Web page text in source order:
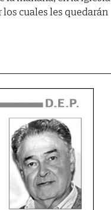
los cuales les quedarán